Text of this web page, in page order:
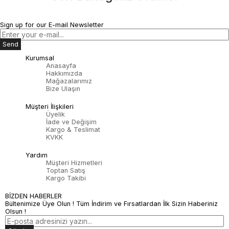
Sign up for our E-mail Newsletter
Send
Kurumsal
Anasayfa
Hakkımızda
Mağazalarımız
Bize Ulaşın
Müşteri İlişkileri
Üyelik
İade ve Değişim
Kargo & Teslimat
KVKK
Yardım
Müşteri Hizmetleri
Toptan Satış
Kargo Takibi
BİZDEN HABERLER
Bültenimize Üye Olun ! Tüm İndirim ve Fırsatlardan İlk Sizin Haberiniz
Olsun !